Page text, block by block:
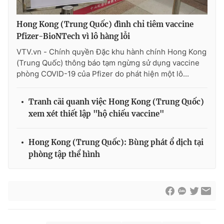
THỜI BÁO VTV
Theo dõi báo trên
Cơ quan báo chí:Thời báo VTV
Giấy phép hoạt động báo in và báo điện tử số 483/GP-BTTTT
Nguyễn Thị Mỹ Hạnh, Phạm Quốc Thắng,
Hong Kong (Trung Quốc) đình chỉ tiêm vaccine
Pfizer-BioNTech vì lô hàng lỗi
VTV.vn - Chính quyền Đặc khu hành chính Hong Kong
(Trung Quốc) thông báo tạm ngừng sử dụng vaccine
phòng COVID-19 của Pfizer do phát hiện một lô...
Tranh cãi quanh việc Hong Kong (Trung Quốc)
xem xét thiết lập "hộ chiếu vaccine"
Hong Kong (Trung Quốc): Bùng phát ổ dịch tại
phòng tập thể hình